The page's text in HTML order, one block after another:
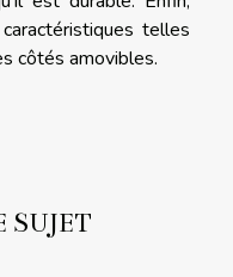
telles
côtés amovibles.
SUJET